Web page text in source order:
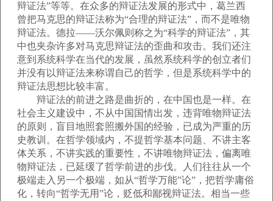
辩证法”等等。在众多的辩证法发展的形式中，葛兰西
曾把马克思的辩证法称为“合理的辩证法”，而不是唯物
辩证法。德拉——沃尔佩则称之为“科学的辩证法”，其
中也夹杂许多对马克思辩证法的歪曲和攻击。我们还注
意到系统科学在当代的发展，虽然系统科学的创立者们
并没有以辩证法来称谓自己的哲学，但是系统科学中的
辩证法思想比较丰富。
辩证法的前进之路是曲折的，在中国也是一样。在
社会主义建设中，不从中国国情出发，违背唯物辩证法
的原则，盲目地照套照搬外国的经验，已成为严重的历
史教训。在哲学领域内，不提哲学基本问题、不讲主客
体关系，不讲实践的重要性，不讲唯物辩证法，偏离唯
物辩证法，已延缓了哲学前进的步伐。人们往往从一个
极端走入另一个极端，如从“哲学万能”论”，把哲学庸俗
化，转向“哲学无用”论，贬低和鄙视辩证法。相当一些